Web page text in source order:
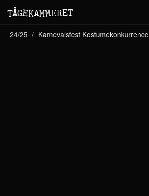
TÅGEKAMMERET
24/25 Karnevalsfest Kostumekonkurrence